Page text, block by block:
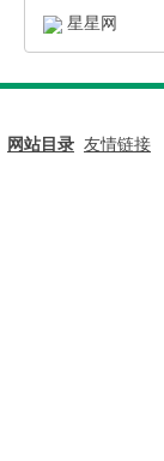
星星网
网站目录 友情链接